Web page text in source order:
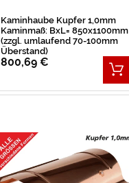
Kaminhaube Kupfer 1,0mm
Kaminmaß: BxL= 850x1100mm
(zzgl. umlaufend 70-100mm
Überstand)
800,69 €